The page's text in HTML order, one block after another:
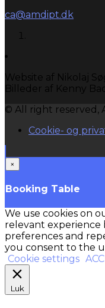
ca@amdipt.dk
Website af Nikolaj
Billeder af Kenny
© All right reserved,
Cookie- og
×
Booking Table
We use cookies on
relevant
preferences and
you consent to the
Cookie settings
Luk